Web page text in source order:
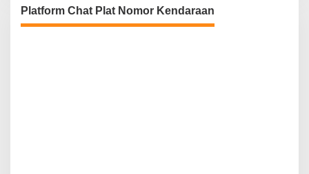
Platform Chat Plat Nomor Kendaraan